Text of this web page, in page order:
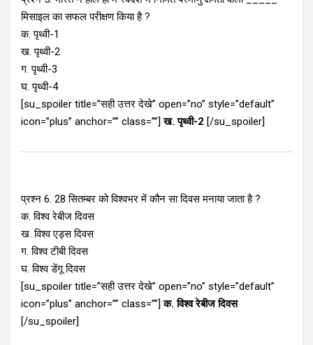
मिसाइल का सफल परीक्षण किया है ?
क. पृथ्वी-1
ख. पृथ्वी-2
ग. पृथ्वी-3
घ. पृथ्वी-4
[su_spoiler title=”सही उत्तर देखे” open=”no” style=”default”
icon=”plus” anchor=”” class=””]ख. पृथ्वी-2 [/su_spoiler]
प्रश्न 6. 28 सितम्बर को विश्वभर में कौन सा दिवस मनाया जाता है ?
क. विश्व रेबीज दिवस
ख. विश्व एड्स दिवस
ग. विश्व टीबी दिवस
घ. विश्व डेंगू दिवस
[su_spoiler title=”सही उत्तर देखे” open=”no” style=”default”
icon=”plus” anchor=”” class=””]क. विश्व रेबीज दिवस
[/su_spoiler]